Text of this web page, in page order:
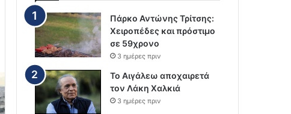
Πάρκο Αντώνης Τρίτσης:
Χειροπέδες και πρόστιμο
σε 59χρονο
3 ημέρες πριν
Το Αιγάλεω αποχαιρετά
τον Λάκη Χαλκιά
3 ημέρες πριν